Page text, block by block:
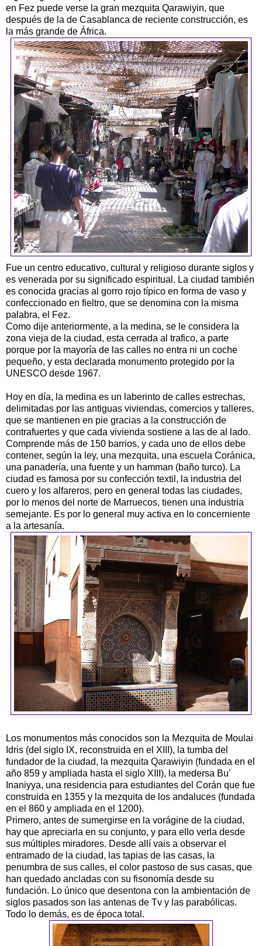
en Fez puede verse la gran mezquita Qarawiyin, que
después de la de Casablanca de reciente construcción, es
la más grande de África.
Fue un centro educativo, cultural y religioso durante siglos y
es venerada por su significado espiritual. La ciudad también
es conocida gracias al gorro rojo típico en forma de vaso y
confeccionado en fieltro, que se denomina con la misma
palabra, el Fez.
Como dije anteriormente, a la medina, se le considera la
zona vieja de la ciudad, esta cerrada al trafico, a parte
porque por la mayoría de las calles no entra ni un coche
pequeño, y esta declarada monumento protegido por la
UNESCO desde 1967.
Hoy en día, la medina es un laberinto de calles estrechas,
delimitadas por las antiguas viviendas, comercios y talleres,
que se mantienen en pie gracias a la construcción de
contrafuertes y que cada vivienda sostiene a las de al lado.
Comprende más de 150 barrios, y cada uno de ellos debe
contener, según la ley, una mezquita, una escuela Coránica,
una panadería, una fuente y un hamman (baño turco). La
ciudad es famosa por su confección textil, la industria del
cuero y los alfareros, pero en general todas las ciudades,
por lo menos del norte de Marruecos, tienen una industria
semejante. Es por lo general muy activa en lo concerniente
a la artesanía.
Los monumentos más conocidos son la Mezquita de Moulai
Idris (del siglo IX, reconstruida en el XIII), la tumba del
fundador de la ciudad, la mezquita Qarawiyin (fundada en el
año 859 y ampliada hasta el siglo XIII), la medersa Bu'
Inaniyya, una residencia para estudiantes del Corán que fue
construida en 1355 y la mezquita de los andaluces (fundada
en el 860 y ampliada en el 1200).
Primero, antes de sumergirse en la vorágine de la ciudad,
hay que apreciarla en su conjunto, y para ello verla desde
sus múltiples miradores. Desde allí vais a observar el
entramado de la ciudad, las tapias de las casas, la
penumbra de sus calles, el color pastoso de sus casas, que
han quedado ancladas con su fisonomía desde su
fundación. Lo único que desentona con la ambientación de
siglos pasados son las antenas de Tv y las parabólicas.
Todo lo demás, es de época total.